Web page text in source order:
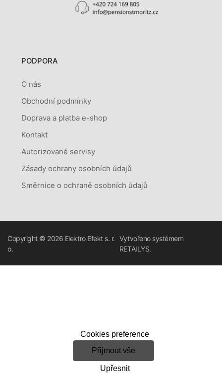
PODPORA
O nás
Obchodní podmínky
Doprava a platba e-shop
Kontakt
Autorizované servisy
Zásady ochrany osobních údajů
Směrnice o ochraně osobních údajů
Copyright © 2026 Elektro Efekt s. r.
o.
Vytvořeno systémem
RETAILYS.
Cookies preference
Přijmout vše
Upřesnit